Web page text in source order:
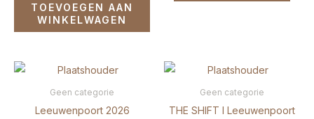
TOEVOEGEN AAN
WINKELWAGEN
Geen categorie
Leeuwenpoort 2026
Geen categorie
THE SHIFT I Leeuwenpoort